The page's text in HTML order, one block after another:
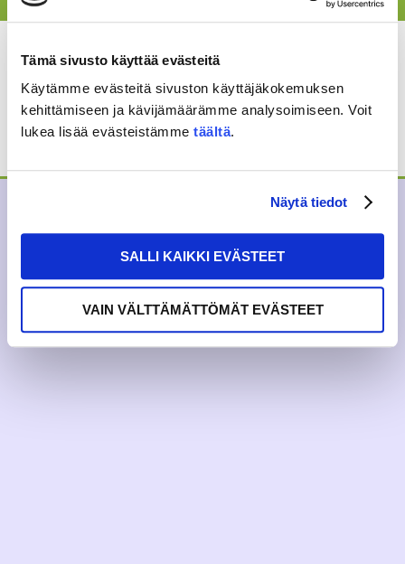
Tämä sivusto käyttää evästeitä
Käytämme evästeitä sivuston käyttäjäkokemuksen
kehittämiseen ja kävijämäärämme analysoimiseen. Voit
lukea lisää evästeistämme täältä.
Näytä tiedot
SALLI KAIKKI EVÄSTEET
VAIN VÄLTTÄMÄTTÖMÄT EVÄSTEET
RAKKAUDELLA,MEOM